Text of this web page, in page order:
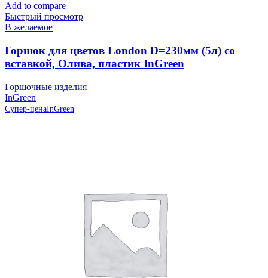
Add to compare
Быстрый просмотр
В желаемое
Горшок для цветов London D=230мм (5л) со
вставкой, Олива, пластик InGreen
Горшочные изделия
InGreen
Супер-ценаInGreen